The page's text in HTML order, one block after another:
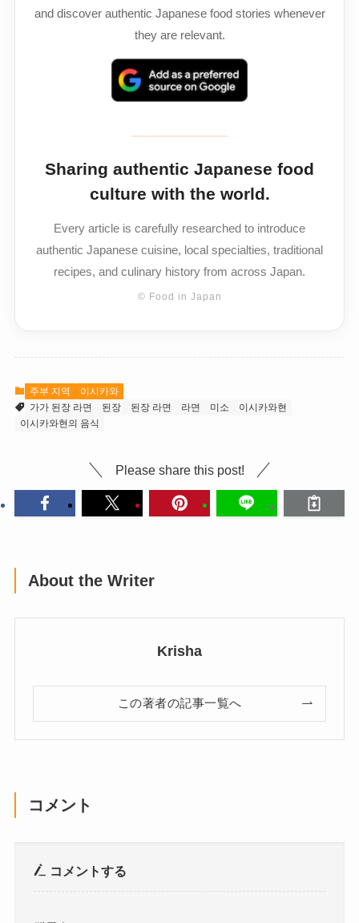
and discover authentic Japanese food stories whenever
they are relevant.
Sharing authentic Japanese food
culture with the world.
Every article is carefully researched to introduce
authentic Japanese cuisine, local specialties, traditional
recipes, and culinary history from across Japan.
© Food in Japan
주부 지역
이시카와
가가 된장 라면
된장 된장 라면 라면 미소
이시카와현
이시카와현의 음식
Please share this post!
About the Writer
Krisha
この著者の記事一覧へ
コメント
コメントする